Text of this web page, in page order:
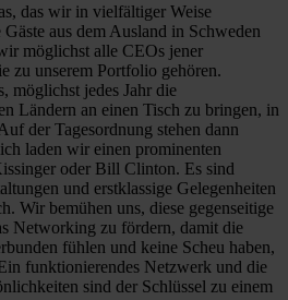
das wir in vielfältiger Weise
aus dem Ausland in Schweden
möglichst alle CEOs jener
zu unserem Portfolio gehören.
möglichst jedes Jahr die
Ländern an einen Tisch zu bringen, in
der Tagesordnung stehen dann
laden wir einen prominenten
oder Bill Clinton. Es sind
und erstklassige Gelegenheiten
Wir bemühen uns, diese gegenseitige
Networking zu fördern, damit die
fühlen und keine Scheu haben,
funktionierendes Netzwerk und die
sind der Schlüssel zu einem